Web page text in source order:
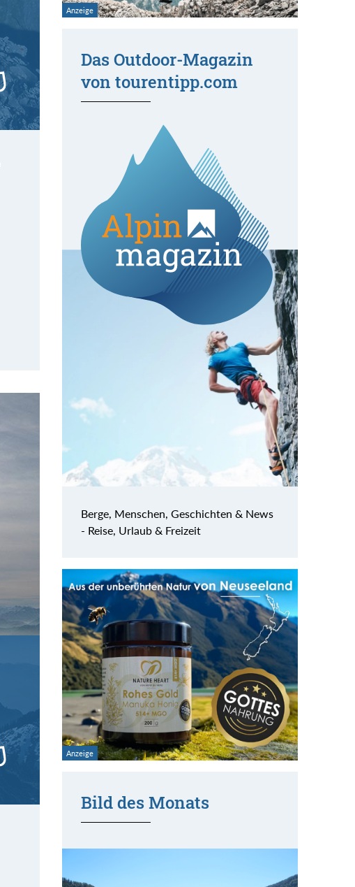
Das Outdoor-Magazin
von tourentipp.com
Berge, Menschen, Geschichten & News
- Reise, Urlaub & Freizeit
Bild des Monats